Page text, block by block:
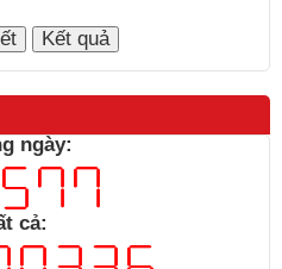
ngày:
cả: